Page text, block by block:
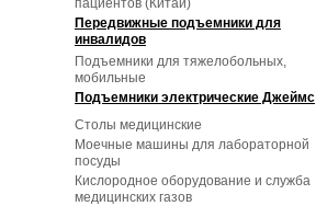
пациентов (Китай)
Передвижные подъемники для
инвалидов
Подъемники для тяжелобольных,
мобильные
Подъемники электрические Джеймс
Столы медицинские
Моечные машины для лабораторной
посуды
Кислородное оборудование и служба
медицинских газов